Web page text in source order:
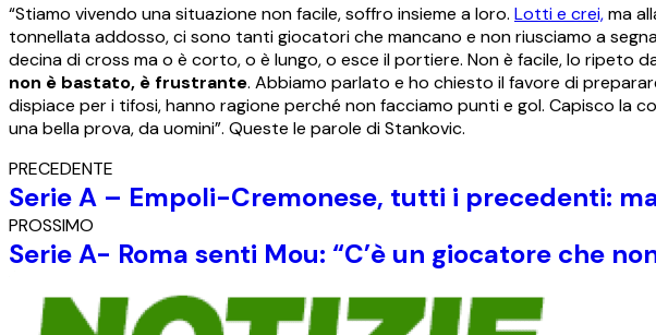
“Stiamo vivendo una situazione non facile, soffro insieme a loro. Lotti e crei,ma
tonnellata addosso, ci sono tanti giocatori che mancano e non riusciamo a
decina di cross ma o è corto, o è lungo, o esce il portiere. Non è facile, lo ripeto
non è bastato, è frustrante. Abbiamo parlato e ho chiesto il favore di
dispiace per i tifosi, hanno ragione perché non facciamo punti e gol. Capisco la
una bella prova, da uomini”. Queste le parole di Stankovic.
PRECEDENTE
Serie A – Empoli-Cremonese, tutti i precedenti:
PROSSIMO
Serie A- Roma senti Mou: “C’è un giocatore che